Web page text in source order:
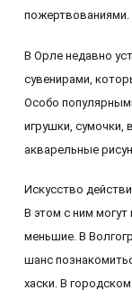
пожертвованиями.
В Орле недавно
сувенирами,
Особо
игрушки, сумочки,
акварельные
Искусство
В этом с ним
меньшие. В
шанс
хаски. В